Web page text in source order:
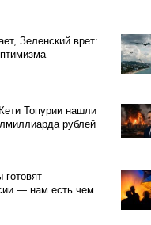
Зеленский врет:
Топурии нашли
рублей
— нам есть чем